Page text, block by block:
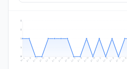
1
1
2
2
Jul 9 Jul 10 Jul 11 Jul 12 Jul 13 Jul 14 Jul 15 Jul 16 Jul 17 Jul 18 Jul 19 Jul 20 Jul 21 Jul 22 Jul 23 Jul 24 Jul 25